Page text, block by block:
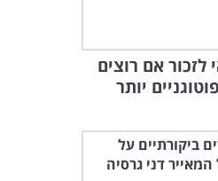
של ילדת
לסחוף את
מוכיח שאפשר
נפלאה עם
לזכור אם רוצים
יותר